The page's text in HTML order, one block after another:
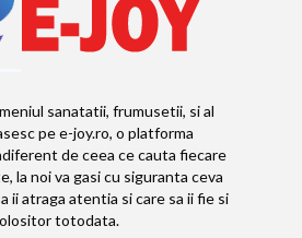
sanatatii, frumusetii, si al
pe e-joy.ro, o platforma
de ceea ce cauta fiecare
la noi va gasi cu siguranta ceva
ii atraga atentia si care sa ii fie si
totodata.